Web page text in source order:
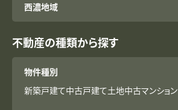
西濃地域
不動産の種類から探す
物件種別
新築戸建て中古戸建て土地中古マンション